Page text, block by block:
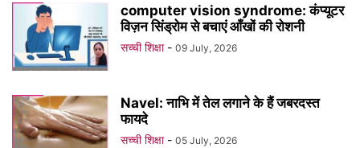
computer vision syndrome: कंप्यूटर
विज़न सिंड्रोम से बचाएं आँखों की रोशनी
सच्ची शिक्षा - 09 July, 2026
Navel: नाभि में तेल लगाने के हैं जबरदस्त
फायदे
सच्ची शिक्षा - 05 July, 2026